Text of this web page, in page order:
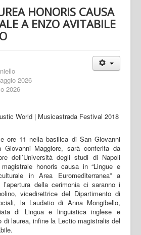
HONORIS CAUSA
A ENZO AVITABILE
2026
2026
ore 11 nella basilica di San Giovanni
Giovanni Maggiore, sarà conferita da
dell’Università degli studi di Napoli
magistrale honoris causa in “Lingue e
in Area Euromediterranea” a
della cerimonia ci saranno i
vicedirettrice del Dipartimento di
la Laudatio di Anna Mongibello,
di Lingua e linguistica inglese e
di laurea, infine la Lectio magistralis del